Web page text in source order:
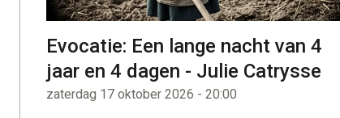
Evocatie: Een lange nacht van 4
jaar en 4 dagen - Julie Catrysse
zaterdag 17 oktober 2026 - 20:00